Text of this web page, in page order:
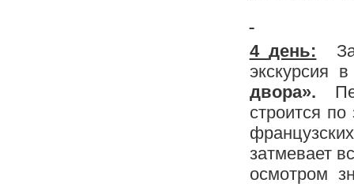
4день:
экскурсия
двора».
строится
затмевает
осмотром